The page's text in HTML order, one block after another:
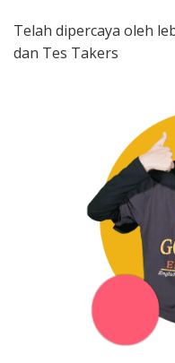
Telah dipercaya oleh
dan Tes Takers